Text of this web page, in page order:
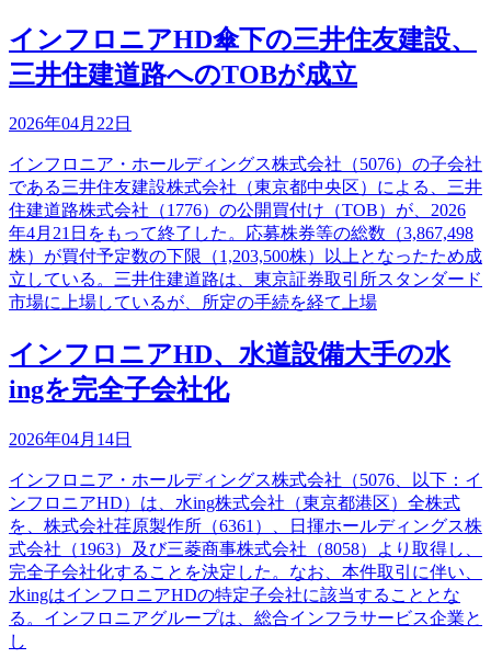
インフロニアHD傘下の三井住友建設、
三井住建道路へのTOBが成立
2026年04月22日
インフロニア・ホールディングス株式会社（5076）の子会社
である三井住友建設株式会社（東京都中央区）による、三井
住建道路株式会社（1776）の公開買付け（TOB）が、2026
年4月21日をもって終了した。応募株券等の総数（3,867,498
株）が買付予定数の下限（1,203,500株）以上となったため成
立している。三井住建道路は、東京証券取引所スタンダード
市場に上場しているが、所定の手続を経て上場
インフロニアHD、水道設備大手の水
ingを完全子会社化
2026年04月14日
インフロニア・ホールディングス株式会社（5076、以下：イ
ンフロニアHD）は、水ing株式会社（東京都港区）全株式
を、株式会社荏原製作所（6361）、日揮ホールディングス株
式会社（1963）及び三菱商事株式会社（8058）より取得し、
完全子会社化することを決定した。なお、本件取引に伴い、
水ingはインフロニアHDの特定子会社に該当することとな
る。インフロニアグループは、総合インフラサービス企業と
し